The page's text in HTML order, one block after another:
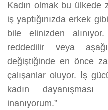
Kadın olmak bu ülkede
iş yaptığınızda erkek
bile elinizden
reddedilir veya
değiştiğinde en önce
çalışanlar oluyor. İş
kadın dayanışması
inanıyorum.”